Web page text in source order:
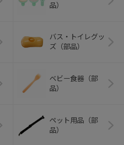
品）
バス・トイレグッ
ズ（部品）
ベビー食器（部
品）
ペット用品（部
品）